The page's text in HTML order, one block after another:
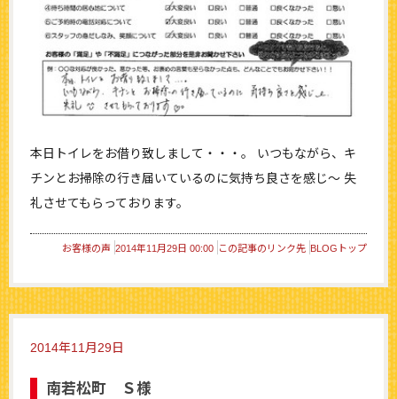
本日トイレをお借り致しまして・・・。 いつもながら、キ
チンとお掃除の行き届いているのに気持ち良さを感じ～ 失
礼させてもらっております。
お客様の声 2014年11月29日 00:00 この記事のリンク先 BLOGトップ
2014年11月29日
南若松町 Ｓ様